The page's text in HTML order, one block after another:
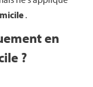
.
en
?